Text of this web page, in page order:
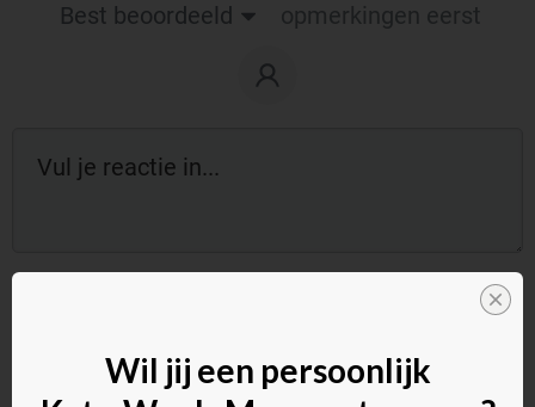
Best beoordeeld
opmerkingen eerst
Wil jij een persoonlijk